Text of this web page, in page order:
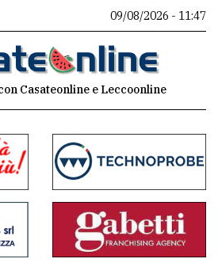
09/08/2026 - 11:47
Casateonline e Leccoonline